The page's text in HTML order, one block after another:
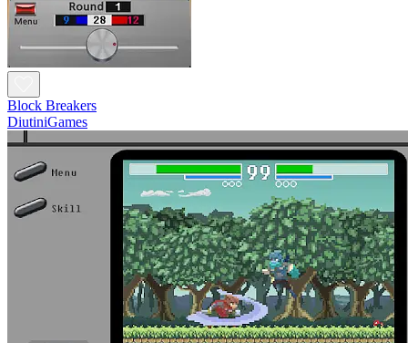
Block Breakers
DiutiniGames